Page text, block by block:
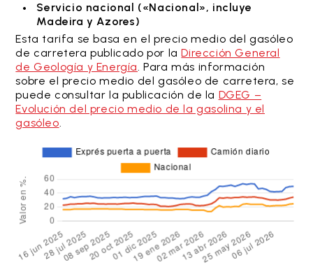
Servicio nacional («Nacional», incluye
Madeira y Azores)
Esta tarifa se basa en el precio medio del gasóleo
de carretera publicado por laDirección General
de Geología y Energía. Para más información
sobre el precio medio del gasóleo de carretera, se
puede consultar la publicación de la DGEG –
Evolución del precio medio de la gasolina y el
gasóleo.